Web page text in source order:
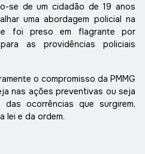
se de um cidadão de 19 anos
uma abordagem policial na
foi preso em flagrante por
as providências policiais
o compromisso da PMMG
nas ações preventivas ou seja
ocorrências que surgirem,
lei e da ordem.